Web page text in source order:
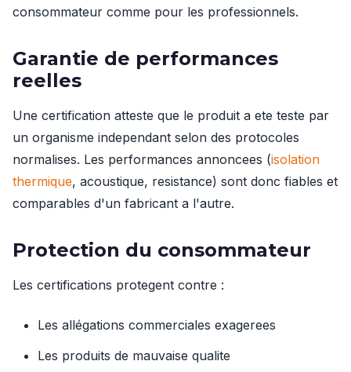
consommateur comme pour les professionnels.
Garantie de performances
reelles
Une certification atteste que le produit a ete teste par
un organisme independant selon des protocoles
normalises. Les performances annoncees (isolation
thermique, acoustique, resistance) sont donc fiables et
comparables d'un fabricant a l'autre.
Protection du consommateur
Les certifications protegent contre :
Les allégations commerciales exagerees
Les produits de mauvaise qualite